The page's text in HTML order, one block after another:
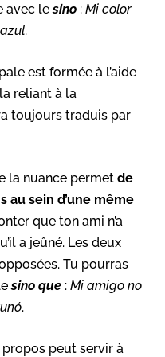
avec lesino : Mi color
.
est formée à l’aide
la reliant à la
toujours traduis par
la nuance permet de
sein d’une même
que ton ami n’a
a jeûné. Les deux
Tu pourras
sino que : Mi amigo no
.
peut servir à